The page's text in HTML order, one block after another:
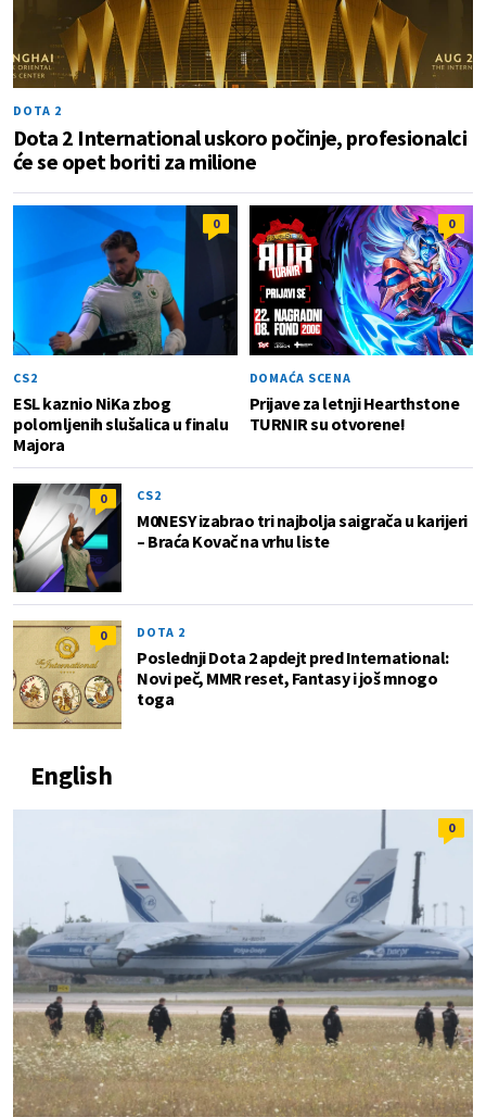
DOTA 2
Dota 2 International uskoro počinje, profesionalci
će se opet boriti za milione
0
CS2
ESL kaznio NiKa zbog
polomljenih slušalica u finalu
Majora
0
DOMAĆA SCENA
Prijave za letnji Hearthstone
TURNIR su otvorene!
0 CS2
M0NESY izabrao tri najbolja saigrača u karijeri
– Braća Kovač na vrhu liste
0 DOTA 2
Poslednji Dota 2 apdejt pred International:
Novi peč, MMR reset, Fantasy i još mnogo
toga
English
0